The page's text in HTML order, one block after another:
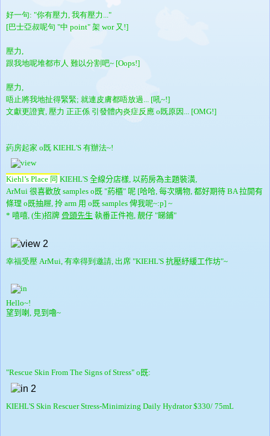
好一句: "你有壓力, 我有壓力..."
[巴士亞叔呢句 "中 point" 架 wor 又!]
壓力,
跟我地呢堆都巿人 難以分割吧~ [Oops!]
壓力,
唔止將我地扯得緊緊; 就連皮膚都唔放過... [吼~!]
文獻更證實, 壓力 正正係 引發體內炎症反應 o既原因... [OMG!]
葯房起家 o既 KIEHL'S 有辦法~!
Kiehl’s Place 同 KIEHL'S 全線分店樣, 以葯房為主題裝潢,
ArMui 很喜歡放 samples o既 "葯櫃" 呢 [哈哈, 每次購物, 都好期待 BA 拉開有
條理 o既抽屜, 拎 arm 用 o既 samples 俾我呢~:p] ~
* 嘻嘻, (生)招牌 骨頭先生 執番正件袍, 靚仔 "睇鋪"
幸福受壓 ArMui, 有幸得到邀請, 出席 "KIEHL'S 抗壓紓緩工作坊"~
Hello~!
望到喇, 見到嚕~
"Rescue Skin From The Signs of Stress" o既:
KIEHL'S Skin Rescuer Stress-Minimizing Daily Hydrator $330/ 75mL